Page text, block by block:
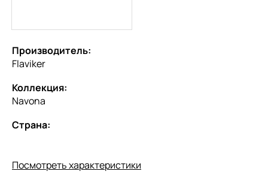
Производитель:
Flaviker
Коллекция:
Navona
Страна:
Посмотреть характеристики